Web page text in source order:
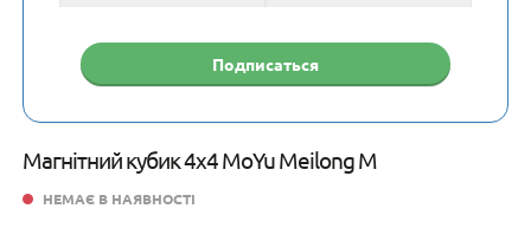
Магнітний кубик 4х4 MoYu Meilong M
НЕМАЄ В НАЯВНОСТІ